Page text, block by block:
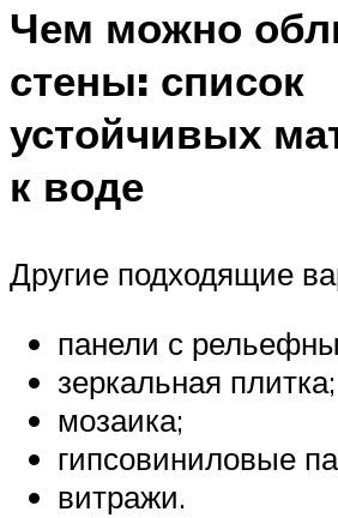
Чем можно
стены: список
устойчивых
к воде
Другие подходящие
панели с
зеркальная плитка;
мозаика;
гипсовиниловые
витражи.